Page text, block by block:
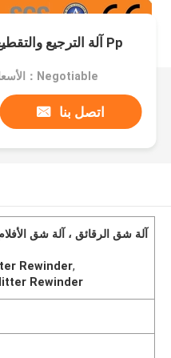
آلة الترجيع والتقطيع ورق الألمنيوم غير المنسوجة Pp
الأسعار：Negotiable
اتصل بنا
آلة شق الرقائق ، آلة شق الأفلام
Rewinder,
Rewinder